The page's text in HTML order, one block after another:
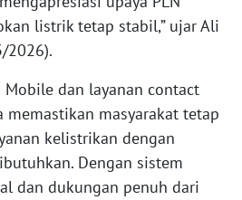
listrik tetap stabil,” ujar Ali
2026).
dan layanan contact
memastikan masyarakat tetap
kelistrikan dengan
Dengan sistem
dan dukungan penuh dari